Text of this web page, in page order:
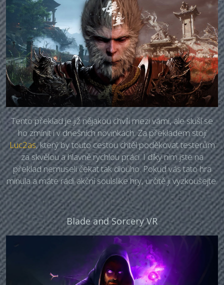
Tento překlad je již nějakou chvíli mezi vámi, ale sluší se
ho zmínit i v dnešních novinkách. Za překladem stojí
Luc2as, který by touto cestou chtěl poděkovat testerům
za skvělou a hlavně rychlou práci. I díky nim jste na
překlad nemuseli čekat tak dlouho. Pokud vás tato hra
minula a máte rádi akční soulslike hry, určitě ji vyzkoušejte.
Blade and Sorcery VR